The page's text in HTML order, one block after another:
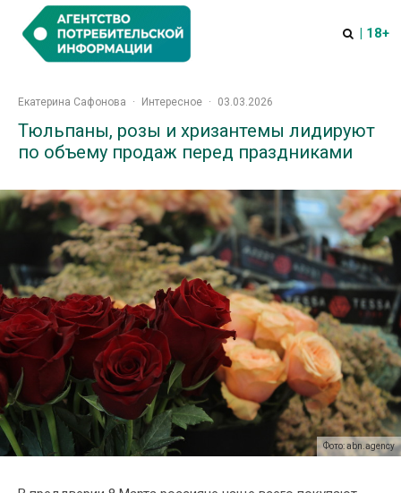
| 18+
Екатерина Сафонова · Интересное · 03.03.2026
Тюльпаны, розы и хризантемы лидируют
по объему продаж перед праздниками
Фото: abn.agency